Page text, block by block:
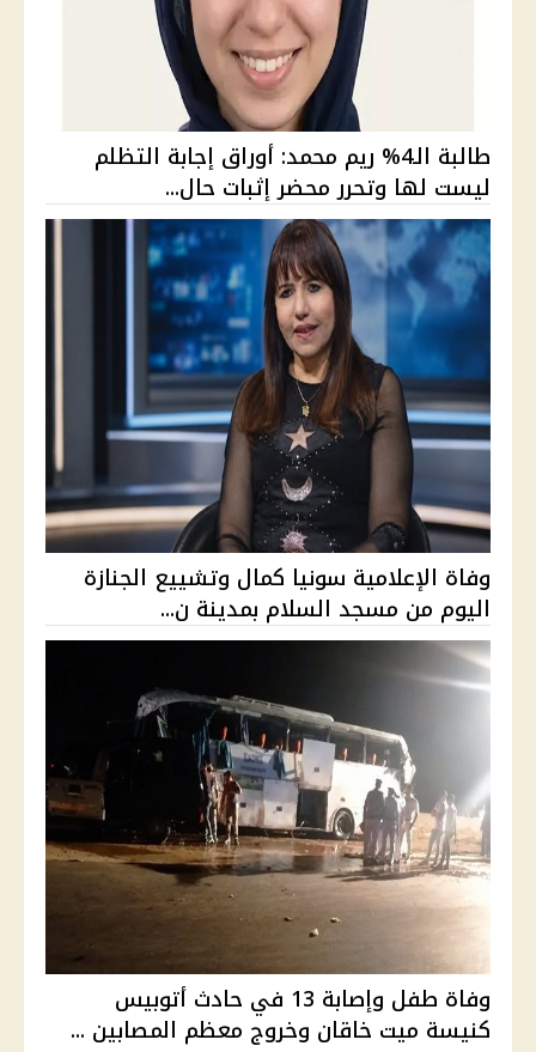
طالبة الـ4% ريم محمد: أوراق إجابة التظلم
ليست لها وتحرر محضر إثبات حال...
وفاة الإعلامية سونيا كمال وتشييع الجنازة
اليوم من مسجد السلام بمدينة ن...
وفاة طفل وإصابة 13 في حادث أتوبيس
كنيسة ميت خاقان وخروج معظم المصابين ...